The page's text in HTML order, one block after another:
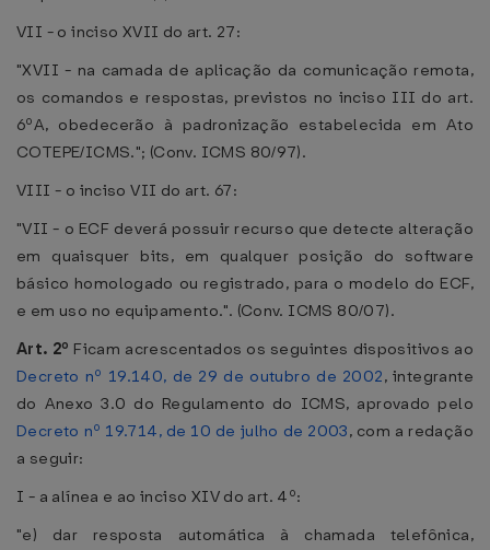
VII - o inciso XVII do art. 27:
"XVII - na camada de aplicação da comunicação remota,
os comandos e respostas, previstos no inciso III do art.
6ºA, obedecerão à padronização estabelecida em Ato
COTEPE/ICMS."; (Conv. ICMS 80/97).
VIII - o inciso VII do art. 67:
"VII - o ECF deverá possuir recurso que detecte alteração
em quaisquer bits, em qualquer posição do software
básico homologado ou registrado, para o modelo do ECF,
e em uso no equipamento.". (Conv. ICMS 80/07).
Art. 2º Ficam acrescentados os seguintes dispositivos ao
Decreto nº 19.140, de 29 de outubro de 2002, integrante
do Anexo 3.0 do Regulamento do ICMS, aprovado pelo
Decreto nº 19.714, de 10 de julho de 2003, com a redação
a seguir:
I - a alínea e ao inciso XIV do art. 4º:
"e) dar resposta automática à chamada telefônica,